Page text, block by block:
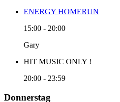
ENERGY HOMERUN
15:00 - 20:00
Gary
HIT MUSIC ONLY !
20:00 - 23:59
Donnerstag